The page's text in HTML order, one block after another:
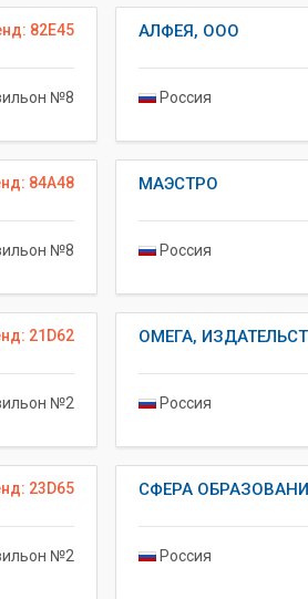
82E45
№8
АЛФЕЯ, ООО
Россия
84A48
№8
МАЭСТРО
Россия
21D62
№2
ОМЕГА,
Россия
23D65
№2
СФЕРА
Россия